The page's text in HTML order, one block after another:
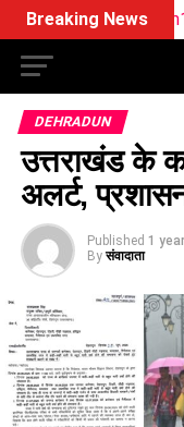
Breaking News
Dream11 Prediction
DEHRADUN
उत्तराखंड के
अलर्ट,
Published 1
By संवादाता